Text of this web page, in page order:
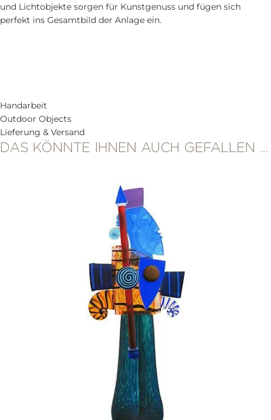
und Lichtobjekte sorgen für Kunstgenuss und fügen sich
perfekt ins Gesamtbild der Anlage ein.
Handarbeit
Outdoor Objects
Lieferung & Versand
DAS KÖNNTE IHNEN AUCH GEFALLEN …